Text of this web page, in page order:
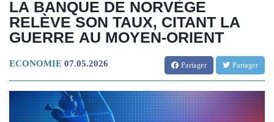
LA BANQUE DE NORVÈGE
RELÈVE SON TAUX, CITANT LA
GUERRE AU MOYEN-ORIENT
ECONOMIE 07.05.2026 Partager Partager